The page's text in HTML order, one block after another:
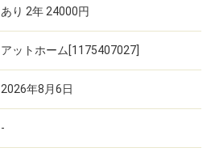
あり 2年 24000円
アットホーム[1175407027]
2026年8月6日
-